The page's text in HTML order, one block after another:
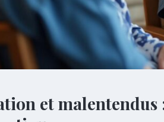
et malentendus